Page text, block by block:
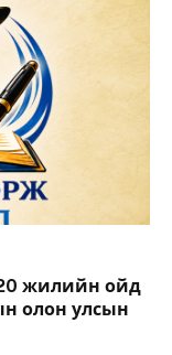
жилийн ойд
олон улсын